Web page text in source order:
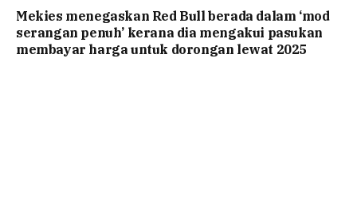
Mekies menegaskan Red Bull berada dalam ‘mod
serangan penuh’ kerana dia mengakui pasukan
membayar harga untuk dorongan lewat 2025